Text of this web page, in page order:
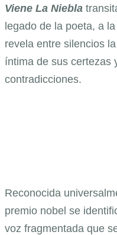
Viene La Niebla
legado de la poeta, a
revela entre silencios
íntima de sus certezas
contradicciones.
Reconocida
premio nobel se
voz fragmentada que